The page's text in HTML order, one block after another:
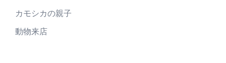
カモシカの親子
動物来店